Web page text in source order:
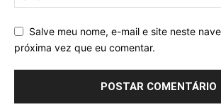
Salve meu nome, e-mail e site neste
próxima vez que eu comentar.